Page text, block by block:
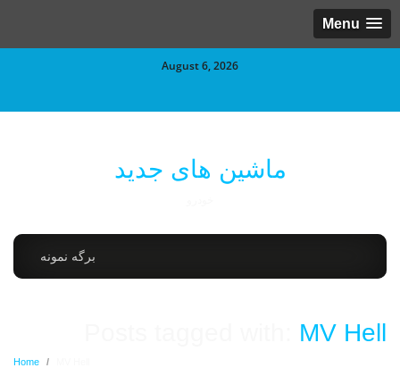
Menu
August 6, 2026
ماشین های جدید
برگه نمونه
Posts tagged with:MV Hell
Home